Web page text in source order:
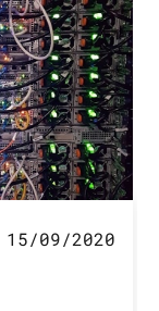
15/09/2020